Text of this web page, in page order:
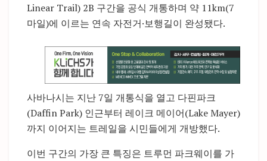
Linear Trail) 2B 구간을 공식 개통하며 약 11km(7
마일)에 이르는 연속 자전거·보행길이 완성됐다.
사바나시는 지난 7일 개통식을 열고 다핀파크
(Daffin Park) 인근부터 레이크 메이어(Lake Mayer)
까지 이어지는 트레일을 시민들에게 개방했다.
이번 구간의 가장 큰 특징은 트루먼 파크웨이를 가